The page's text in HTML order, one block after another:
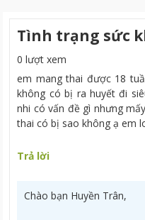
Tình trạng sức
0 lượt xem
em mang thai được 18
không có bị ra huyết đi
nhi có vấn đề gì nhưng
thai có bị sao không ạ em
Trả lời
Chào bạn Huyền Trân,